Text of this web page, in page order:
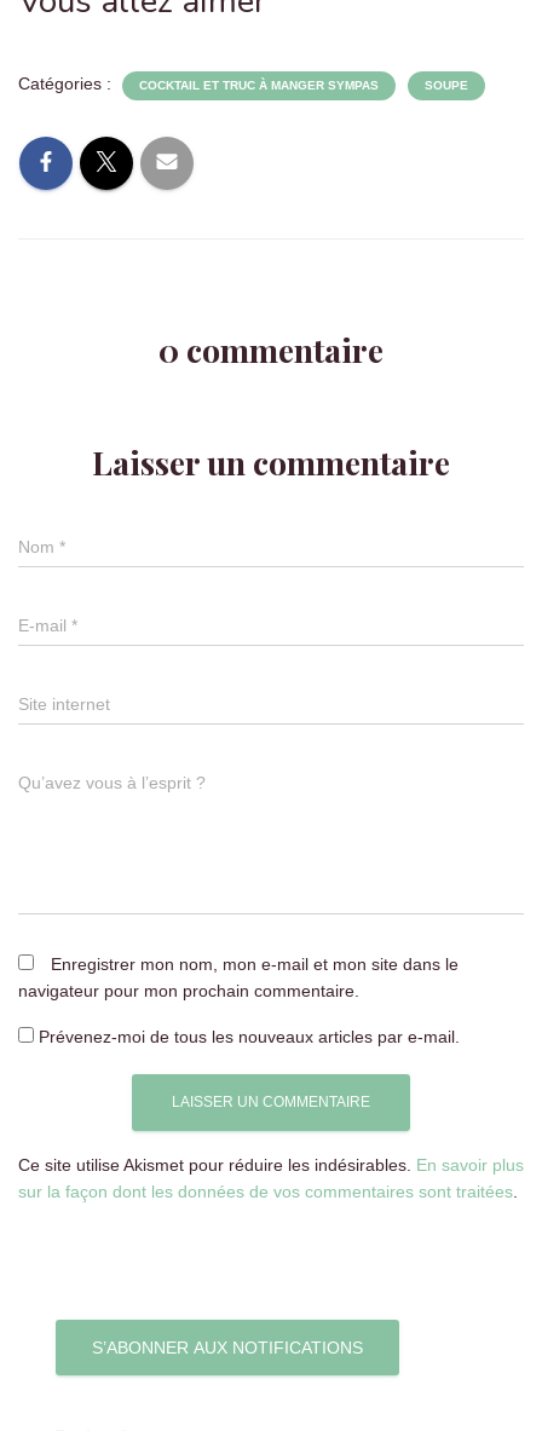
Catégories : COCKTAIL ET TRUC À MANGER SYMPAS SOUPE
0 commentaire
Laisser un commentaire
Nom *
E-mail *
Site internet
Qu’avez vous à l’esprit ?
Enregistrer mon nom, mon e-mail et mon site dans le
navigateur pour mon prochain commentaire.
Prévenez-moi de tous les nouveaux articles par e-mail.
Ce site utilise Akismet pour réduire les indésirables. En savoir plus
sur la façon dont les données de vos commentaires sont traitées
S’ABONNER AUX NOTIFICATIONS